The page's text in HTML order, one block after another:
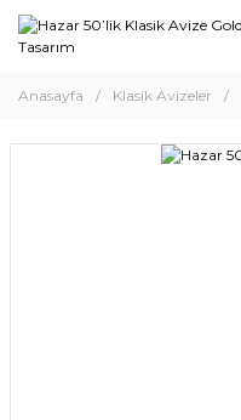
Anasayfa Klasik Avizeler